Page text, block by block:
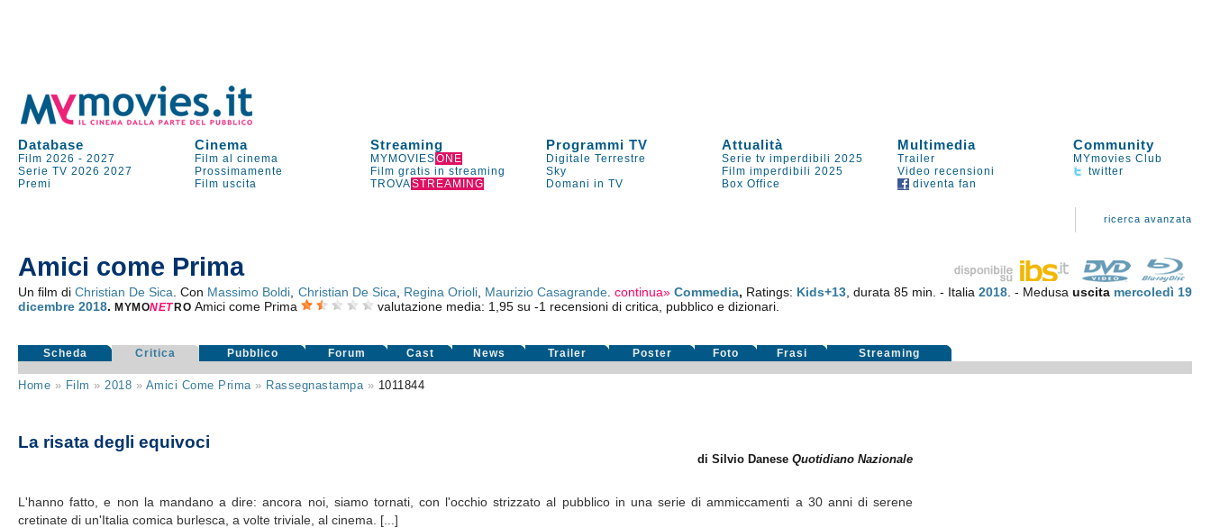
Database Cinema Streaming Programmi TV Attualità Multimedia Community
Film 2026 -2027 Film al cinema MYMOVIESONE Digitale Terrestre Serie tv imperdibili 2025 Trailer
MYmovies Club
Serie TV 2026 2027 Prossimamente Film gratis in streaming Sky Film imperdibili 2025 Video recensioni
twitter
Premi
Film uscita TROVASTREAMING Domani in TV Box Office diventa fan
ricerca avanzata
Amici come Prima
Un film diChristian De Sica . Con Massimo Boldi Christian De Sica Regina Orioli, Maurizio Casagrande. continua» Commedia, Ratings: Kids+13, durata 85 min. - Italia2018 . - Medusauscita mercoledì 19
dicembre 2018.MYMONET RO Amici come Prima valutazione media: 1,95 su -1 recensioni di critica, pubblico e dizionari.
Scheda Critica Pubblico Forum Cast News Trailer Poster Foto Frasi Streaming
Home » Film » 2018 » Amici Come Prima» Rassegnastampa» 1011844
La risata degli equivoci
di Silvio DaneseQuotidiano Nazionale
L'hanno fatto, e non la mandano a dire: ancora noi, siamo tornati, con l'occhio strizzato al pubblico in una serie di ammiccamenti a 30 anni di serene
cretinate di un'Italia comica burlesca, a volte triviale, al cinema. [...]